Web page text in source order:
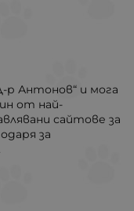
р Антонов“ и мога
от най-
сайтове за
за